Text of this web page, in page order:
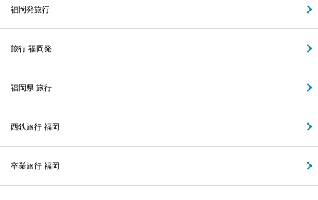
福岡発旅行
旅行 福岡発
福岡県 旅行
西鉄旅行 福岡
卒業旅行 福岡